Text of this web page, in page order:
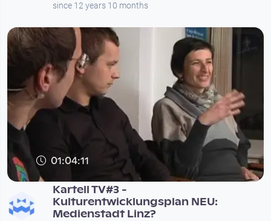
since 12 years 10 months
01:04:11
Kartell TV#3 -
Kulturentwicklungsplan NEU:
Medienstadt Linz?